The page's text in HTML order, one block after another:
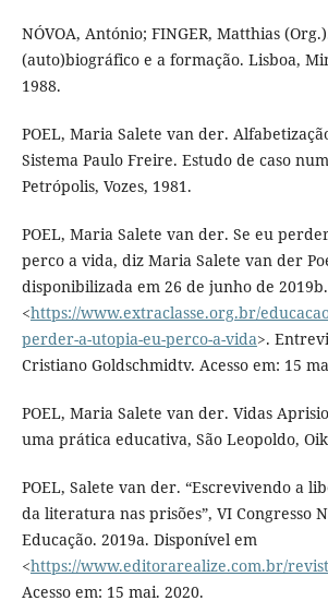
NÓVOA, António; FINGER, Matthias
(auto)biográfico e a formação. Lisboa,
1988.
POEL, Maria Salete van der.
Sistema Paulo Freire. Estudo de caso
Petrópolis, Vozes, 1981.
POEL, Maria Salete van der. Se eu
perco a vida, diz Maria Salete van der
disponibilizada em 26 de junho de
<https://www.extraclasse.org.br/
perder-a-utopia-eu-perco-a-vida>.
Cristiano Goldschmidtv. Acesso em: 15
POEL, Maria Salete van der. Vidas
uma prática educativa, São Leopoldo,
POEL, Salete van der. “Escrevivendo a
da literatura nas prisões”, VI Congresso
Educação. 2019a. Disponível em
<https://www.editorarealize.com.br/
Acesso em: 15 mai. 2020.